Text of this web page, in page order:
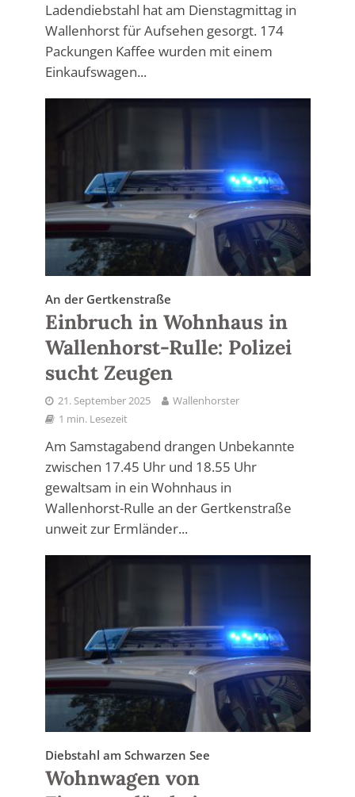
Ladendiebstahl hat am Dienstagmittag in
Wallenhorst für Aufsehen gesorgt. 174
Packungen Kaffee wurden mit einem
Einkaufswagen...
An der Gertkenstraße
Einbruch in Wohnhaus in
Wallenhorst-Rulle: Polizei
sucht Zeugen
21. September 2025
Wallenhorster
1 min. Lesezeit
Am Samstagabend drangen Unbekannte
zwischen 17.45 Uhr und 18.55 Uhr
gewaltsam in ein Wohnhaus in
Wallenhorst-Rulle an der Gertkenstraße
unweit zur Ermländer...
Diebstahl am Schwarzen See
Wohnwagen von